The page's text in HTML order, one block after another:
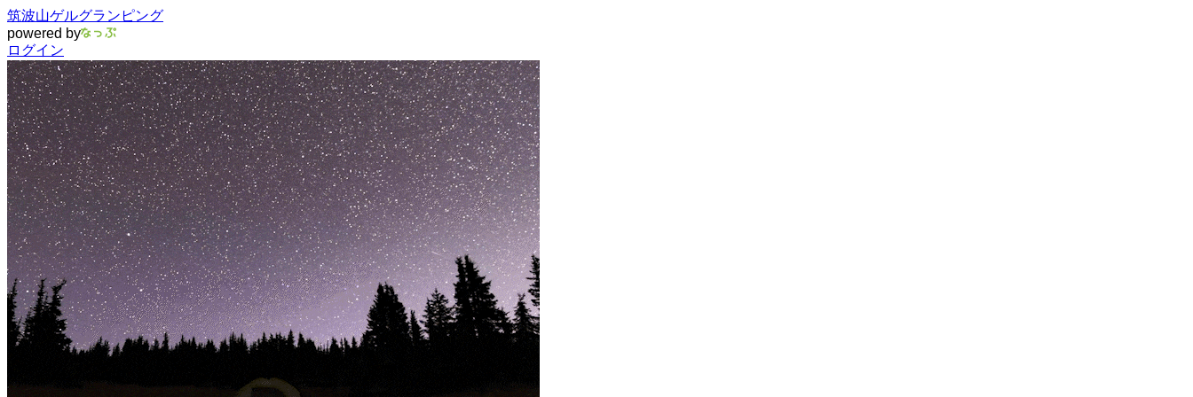
筑波山ゲルグランピング
powered by
ログイン